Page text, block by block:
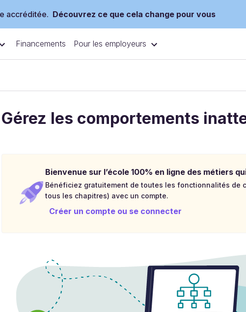
accréditée. Découvrez ce que cela change pour vous
Financements Pour les employeurs
Gérez les comportements
Bienvenue sur l’école 100% en ligne des métiers
Bénéficiez gratuitement de toutes les fonctionnalités de
tous les chapitres) avec un compte.
Créer un compte ou se connecter